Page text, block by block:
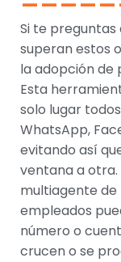
Si te
superan estos
la adopción
Esta
solo lugar
WhatsApp,
evitando así
ventana a
multiagente de
empleados
número o
crucen o se